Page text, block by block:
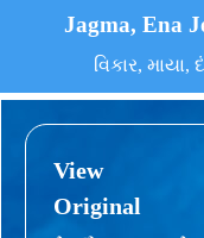
Jagma, Ena
વિકાર, માયા,
View
Original